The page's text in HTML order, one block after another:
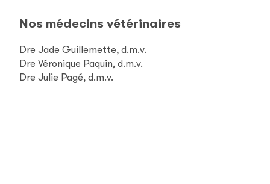
Nos médecins vétérinaires
Dre Jade Guillemette, d.m.v.
Dre Véronique Paquin, d.m.v.
Dre Julie Pagé, d.m.v.